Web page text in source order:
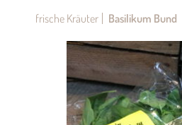
frische Kräuter Basilikum Bund